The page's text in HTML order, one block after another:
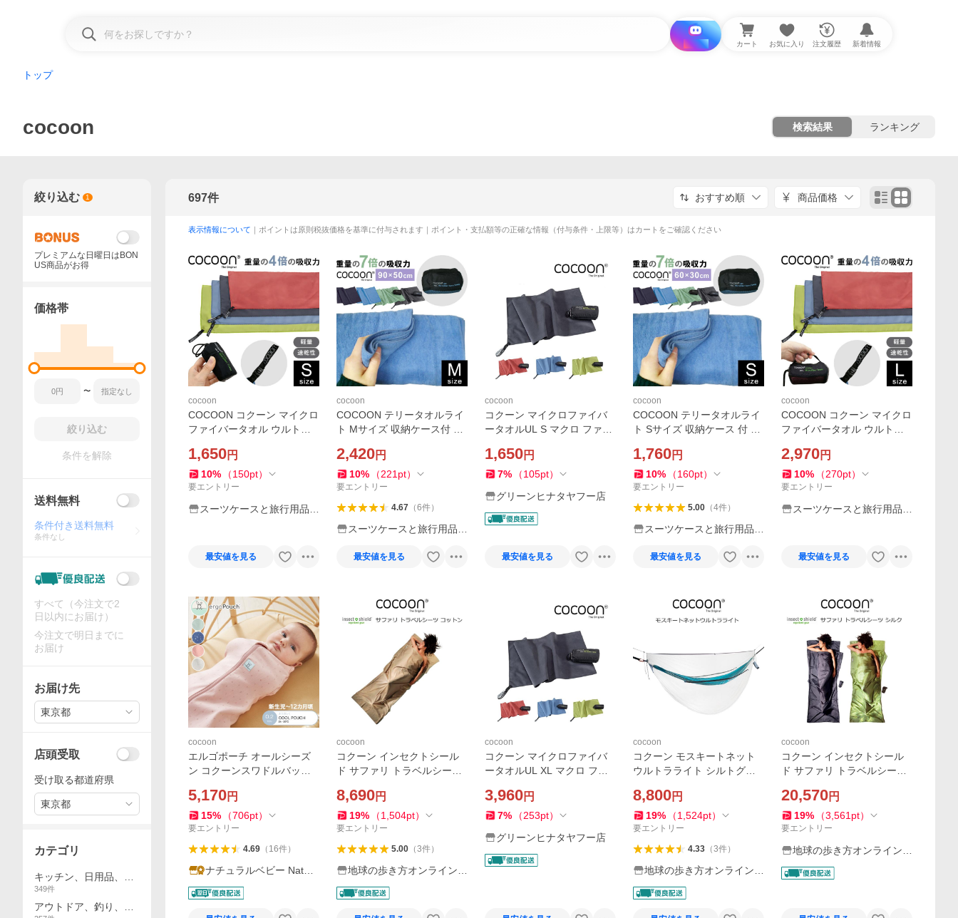
i と探す カート お気に入り 注文履歴 新着情報
トップ
cocoon 検索結果 ランキング
697件 おすすめ順 商品価格
表示情報について ｜ポイントは原則税抜価格を基準に付与されます｜ポイント・支払額等の正確な情報（付与条件・上限等）はカートをご確認ください
cocoon
COCOON コクーン マイクロ
ファイバータオル ウルトラ
タオル 正規品 12550033-03
3点迄メール便OK(ei0a285)
1,650円
10% （150pt）
要エントリー
スーツケースと旅行用品の
最安値を見る
cocoon
COCOON テリータオルライ
ト Mサイズ 収納ケース付 12
折り畳み タオル 巾着 1点迄
メール便OK(ei0a085)
2,420円
10% （221 pt）
要エントリー
4.67（6件）
スーツケースと旅行用品の
最安値を見る
cocoon
コクーン マイクロファイバ
ータオルUL S マクロ ファイ
規品
1,650円
7% （105pt）
グリーンヒナタヤフー店
最安値を見る
cocoon
COCOON テリータオルライ
ト Sサイズ 収納ケース 付 12
折り畳み タオル 巾着 2点迄
メール便OK(ei0a084)
1,760円
10% （160pt）
要エントリー
5.00（4件）
スーツケースと旅行用品の
最安値を見る
cocoon
COCOON コクーン マイクロ
ファイバータオル ウルトラ
タオル 正規品 112550033-0
7 1点迄メール便OK(ei0a28
7)
2,970円
10% （270pt）
要エントリー
スーツケースと旅行用品の
最安値を見る
cocoon
エルゴポーチ オールシーズ
ン コクーンスワドルバッグ
ベビー 赤ちゃん 主産祝い 着
るおくるみ モロー反射 寝か
しつけ 寝返り
5,170円
15% （706pt）
要エントリー
4.69（ 16件）
ナチュラルベビー Natura
l Baby
cocoon
コクーン インセクトシール
ド サファリ トラベルシーツ
8,690円
19% （1,504pt）
要エントリー
5.00（3件）
地球の歩き方オンラインシ
ョップ
cocoon
コクーン マイクロファイバ
ータオルUL XL マクロ ファ
正規品
3,960円
7% （253pt）
グリーンヒナタヤフー店
cocoon
コクーン モスキートネット
ウルトラライト シルトグリ
N
8,800円
19% （1,524pt）
要エントリー
4.33（3件）
地球の歩き方オンラインシ
ョップ
cocoon
コクーン インセクトシール
ド サファリ トラベルシーツ
ノグレー サファリグリーン I
ST63 IST91 COCOON
20,570円
19% （3,561 pt）
要エントリー
地球の歩き方オンラインシ
ョップ
絞り込む 1
プレミアムな日曜日はBON
US商品がお得
価格帯
〜
絞り込む
条件を解除
送料無料
条件付き送料無料
条件なし
すべて（今注文で2
日以内にお届け）
今注文で明日までに
お届け
お届け先
東京都
店頭受取
受け取る都道府県
東京都
カテゴリ
キッチン、日用品、文
具
349件
アウトドア、釣り、旅